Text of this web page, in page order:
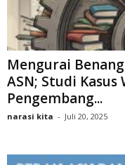
Mengurai
ASN; Studi
Pengembang...
narasi kita - Juli 20, 2025